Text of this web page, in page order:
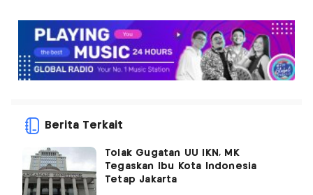
Berita Terkait
Tolak Gugatan UU IKN, MK
Tegaskan Ibu Kota Indonesia
Tetap Jakarta